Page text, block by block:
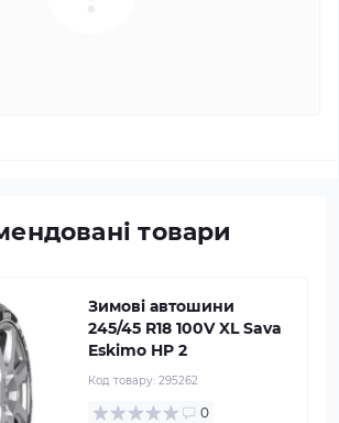
товари
Зимові автошини
245/45 R18 100V XL Sava
Eskimo HP 2
Код товару: 295262
0